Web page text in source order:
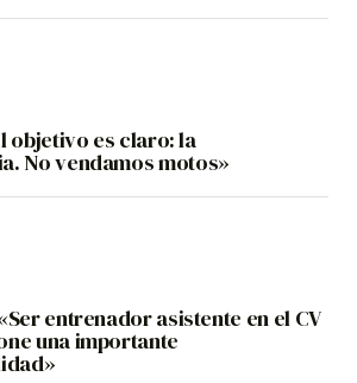
objetivo es claro: la
No vendamos motos»
entrenador asistente en el CV
una importante